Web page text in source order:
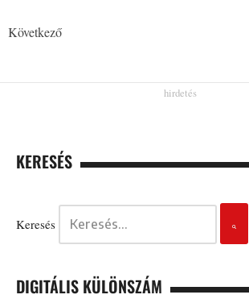
Következő
KERESÉS
Keresés
DIGITÁLIS KÜLÖNSZÁM